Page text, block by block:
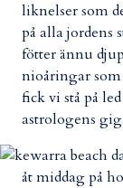
liknelser som
på alla jordens
fötter ännu
nioåringar som
fick vi stå på
astrologens
åt middag på